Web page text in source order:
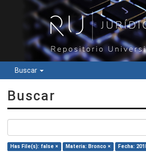
Buscar
Buscar
Has File(s): false × Materia: Bronco × Fecha: